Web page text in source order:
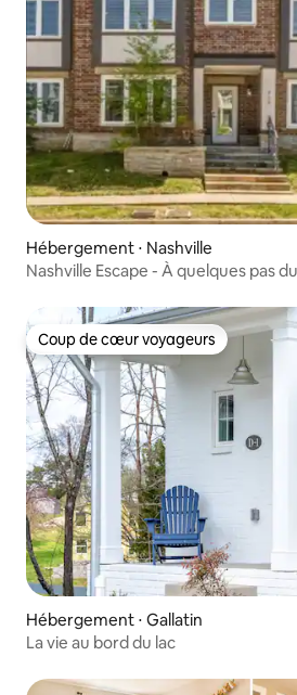
Hébergement ⋅ Nashville
Nashville Escape - À quelques pas
Coup de cœur voyageurs
Coup de cœur voyageurs
Hébergement ⋅ Gallatin
La vie au bord du lac